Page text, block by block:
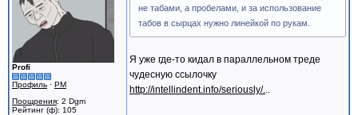
Profi
Профиль · PM
Поощрения: 2 Dgm
Рейтинг (ф): 105
не табами, а пробелами, и за использование
табов в сырцах нужно линейкой по рукам.
Я уже где-то кидал в параллельном треде
чудесную ссылочку
http://intellindent.info/seriously/...